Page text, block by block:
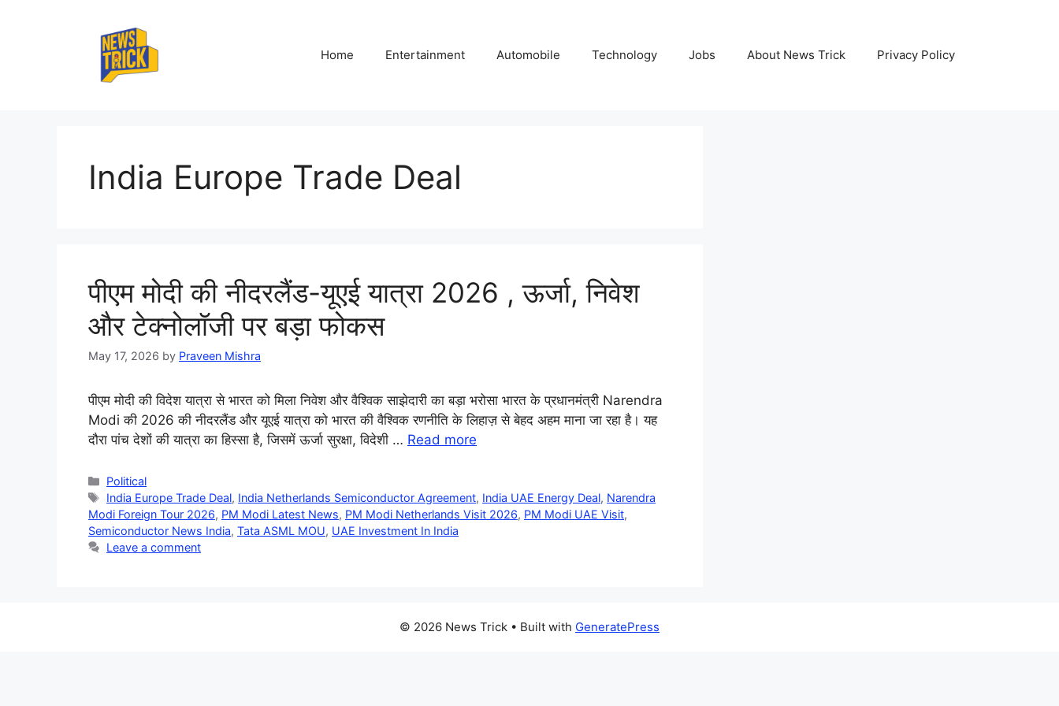
Home Entertainment Automobile Technology Jobs About News Trick Privacy Policy
India Europe Trade Deal
पीएम मोदी की नीदरलैंड-यूएई यात्रा 2026 , ऊर्जा, निवेश
और टेक्नोलॉजी पर बड़ा फोकस
May 17, 2026 by Praveen Mishra
पीएम मोदी की विदेश यात्रा से भारत को मिला निवेश और वैश्विक साझेदारी का बड़ा भरोसा भारत के प्रधानमंत्री Narendra
Modi की 2026 की नीदरलैंड और यूएई यात्रा को भारत की वैश्विक रणनीति के लिहाज़ से बेहद अहम माना जा रहा है। यह
दौरा पांच देशों की यात्रा का हिस्सा है, जिसमें ऊर्जा सुरक्षा, विदेशी … Read more
Categories
Political
Tags
India Europe Trade Deal, India Netherlands Semiconductor Agreement, India UAE Energy Deal, Narendra
Modi Foreign Tour 2026, PM Modi Latest News, PM Modi Netherlands Visit 2026, PM Modi UAE Visit,
Semiconductor News India, Tata ASML MOU, UAE Investment In India
Leave a comment
© 2026 News Trick • Built with GeneratePress